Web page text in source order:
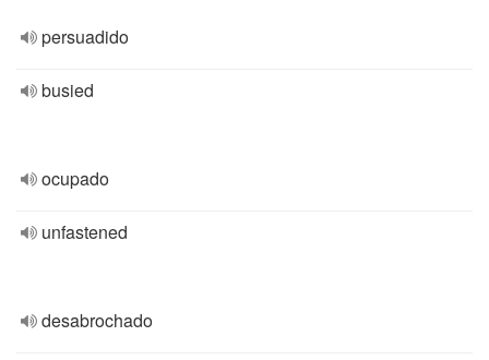
persuadido
busied
ocupado
unfastened
desabrochado